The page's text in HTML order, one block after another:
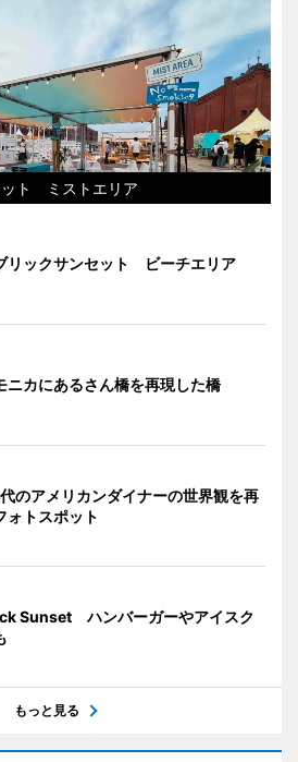
ット ミストエリア
リックサンセット ビーチエリア
ニカにあるさん橋を再現した橋
のアメリカンダイナーの世界観を再
ォトスポット
Sunset ハンバーガーやアイスク
もっと見る